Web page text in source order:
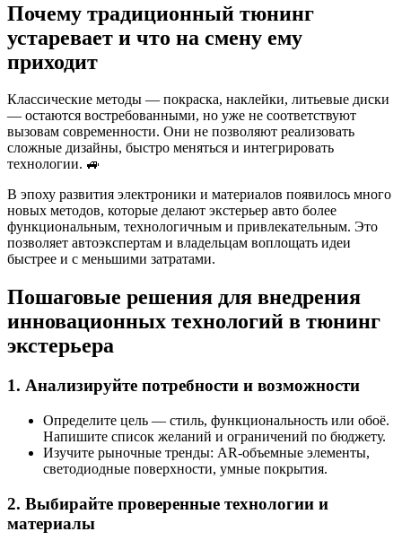
Почему традиционный тюнинг
устаревает и что на смену ему
приходит
Классические методы — покраска, наклейки, литьевые диски
— остаются востребованными, но уже не соответствуют
вызовам современности. Они не позволяют реализовать
сложные дизайны, быстро меняться и интегрировать
технологии. 🚙
В эпоху развития электроники и материалов появилось много
новых методов, которые делают экстерьер авто более
функциональным, технологичным и привлекательным. Это
позволяет автоэкспертам и владельцам воплощать идеи
быстрее и с меньшими затратами.
Пошаговые решения для внедрения
инновационных технологий в тюнинг
экстерьера
1. Анализируйте потребности и возможности
Определите цель — стиль, функциональность или обоë.
Напишите список желаний и ограничений по бюджету.
Изучите рыночные тренды: AR-объемные элементы,
светодиодные поверхности, умные покрытия.
2. Выбирайте проверенные технологии и
материалы